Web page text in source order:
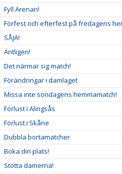
Fyll Arenan!
Förfest och efterfest på fredagens
SÅJA!
Äntligen!
Det närmar sig match!
Förändringar i damlaget
Missa inte söndagens hemmamatch!
Förlust i Alingsås
Förlust i Skåne
Dubbla bortamatcher
Boka din plats!
Stötta damerna!